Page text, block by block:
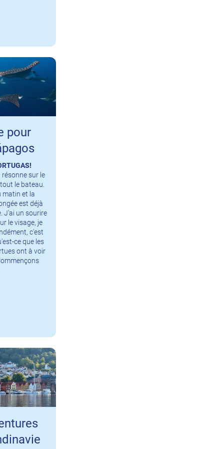
pour
résonne sur le
le bateau.
matin et la
est déjà
J'ai un sourire
le visage, je
c'est
ce que les
ont à voir